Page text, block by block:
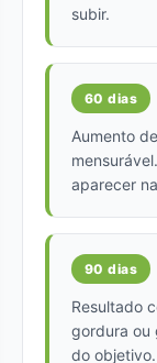
subir.
60 dias
Aumento
aparecer
90 dias
Resultado
gordura ou
do